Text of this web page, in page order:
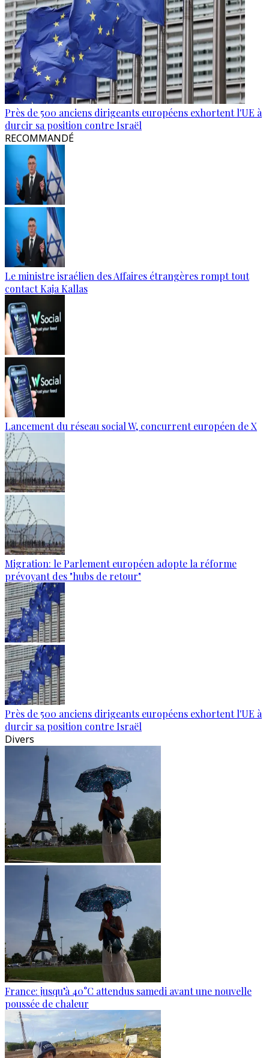
Près de 500 anciens dirigeants européens exhortent l'UE à
durcir sa position contre Israël
RECOMMANDÉ
Le ministre israélien des Affaires étrangères rompt tout
contact Kaja Kallas
Lancement du réseau social W, concurrent européen de X
Migration: le Parlement européen adopte la réforme
prévoyant des "hubs de retour"
Près de 500 anciens dirigeants européens exhortent l'UE à
durcir sa position contre Israël
Divers
France: jusqu’à 40°C attendus samedi avant une nouvelle
poussée de chaleur